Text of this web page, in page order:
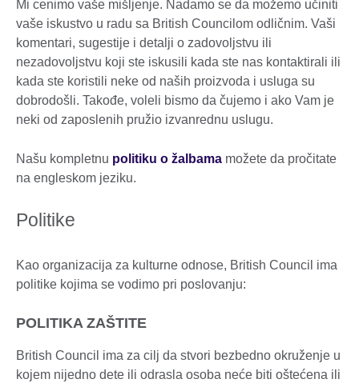
Mi cenimo vaše mišljenje. Nadamo se da možemo učiniti
vaše iskustvo u radu sa British Councilom odličnim. Vaši
komentari, sugestije i detalji o zadovoljstvu ili
nezadovoljstvu koji ste iskusili kada ste nas kontaktirali ili
kada ste koristili neke od naših proizvoda i usluga su
dobrodošli. Takođe, voleli bismo da čujemo i ako Vam je
neki od zaposlenih pružio izvanrednu uslugu.
Našu kompletnu politiku o žalbama možete da pročitate
na engleskom jeziku.
Politike
Kao organizacija za kulturne odnose, British Council ima
politike kojima se vodimo pri poslovanju:
POLITIKA ZAŠTITE
British Council ima za cilj da stvori bezbedno okruženje u
kojem nijedno dete ili odrasla osoba neće biti oštećena ili